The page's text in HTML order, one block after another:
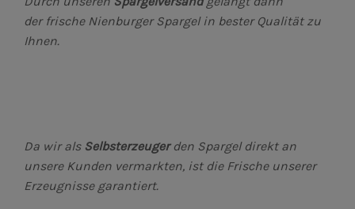
der frische Nienburger Spargel in bester Qualität zu
Ihnen.
Da wir als Selbsterzeugerden Spargel direkt an
unsere Kunden vermarkten, ist die Frische unserer
Erzeugnisse garantiert.